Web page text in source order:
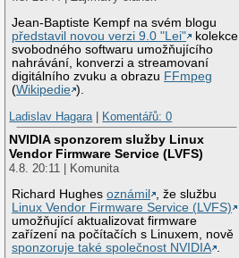
Jean-Baptiste Kempf na svém blogu
představil novou verzi 9.0 "Lei"
kolekce
svobodného softwaru umožňujícího
nahrávání, konverzi a streamovaní
digitálního zvuku a obrazu FFmpeg
(Wikipedie ).
Ladislav Hagara
Komentářů: 0
NVIDIA sponzorem služby Linux
Vendor Firmware Service (LVFS)
4.8. 20:11 | Komunita
Richard Hughesoznámil
, že službu
Linux Vendor Firmware Service (LVFS)
umožňující aktualizovat firmware
zařízení na počítačích s Linuxem, nově
sponzoruje také společnost NVIDIA .